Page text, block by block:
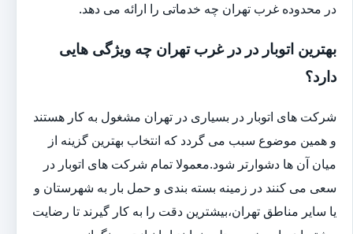
در محدوده غرب تهران چه خدماتی را ارائه می دهد.
بهترین اتوبار در در غرب تهران چه ویژگی هایی
دارد؟
شرکت های اتوبار در بسیاری در تهران مشغول به کار هستند
و همین موضوع سبب می گردد که انتخاب بهترین گزینه از
میان آن ها دشوارتر شود.معمولا تمام شرکت های اتوبار در
سعی می کنند در زمینه بسته بندی و حمل بار به شهرستان و
یا سایر مناطق تهران،بیشترین دقت را به کار گیرند تا رضایت